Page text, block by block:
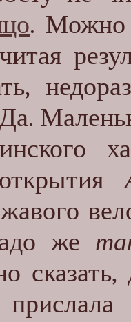
. Можно
же